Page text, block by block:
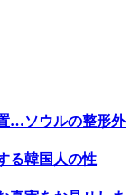
…ソウルの整形外
る韓国人の性